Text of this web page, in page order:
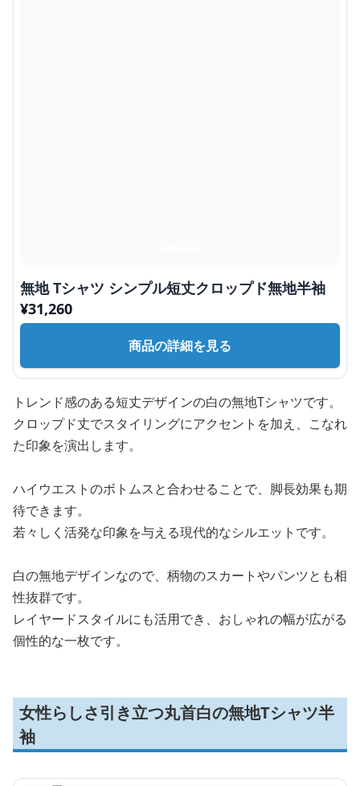
無地 Tシャツ シンプル短丈クロップド無地半袖
¥31,260
商品の詳細を見る
トレンド感のある短丈デザインの白の無地Tシャツです。
クロップド丈でスタイリングにアクセントを加え、こなれ
た印象を演出します。
ハイウエストのボトムスと合わせることで、脚長効果も期
待できます。
若々しく活発な印象を与える現代的なシルエットです。
白の無地デザインなので、柄物のスカートやパンツとも相
性抜群です。
レイヤードスタイルにも活用でき、おしゃれの幅が広がる
個性的な一枚です。
女性らしさ引き立つ丸首白の無地Tシャツ半
袖